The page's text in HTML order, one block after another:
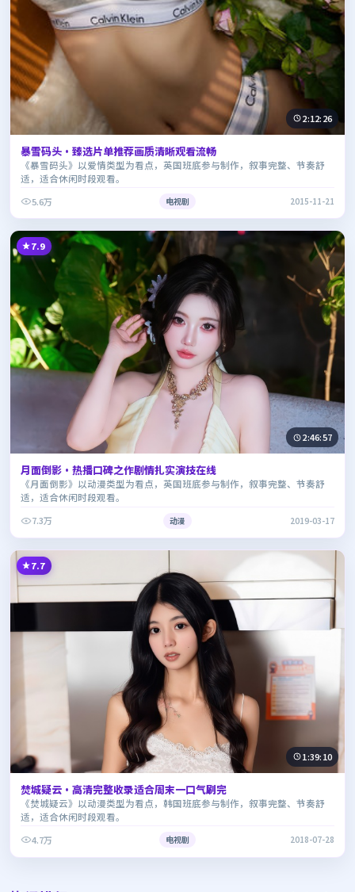
2:12:26
暴雪码头·臻选片单推荐画质清晰观看流畅
《暴雪码头》以爱情类型为看点，英国班底参与制作，叙事完整、节奏舒
适，适合休闲时段观看。
5.6万
电视剧 2015-11-21
7.9
2:46:57
月面倒影·热播口碑之作剧情扎实演技在线
《月面倒影》以动漫类型为看点，英国班底参与制作，叙事完整、节奏舒
适，适合休闲时段观看。
7.3万
动漫 2019-03-17
7.7
1:39:10
焚城疑云·高清完整收录适合周末一口气刷完
《焚城疑云》以动漫类型为看点，韩国班底参与制作，叙事完整、节奏舒
适，适合休闲时段观看。
4.7万
电视剧 2018-07-28